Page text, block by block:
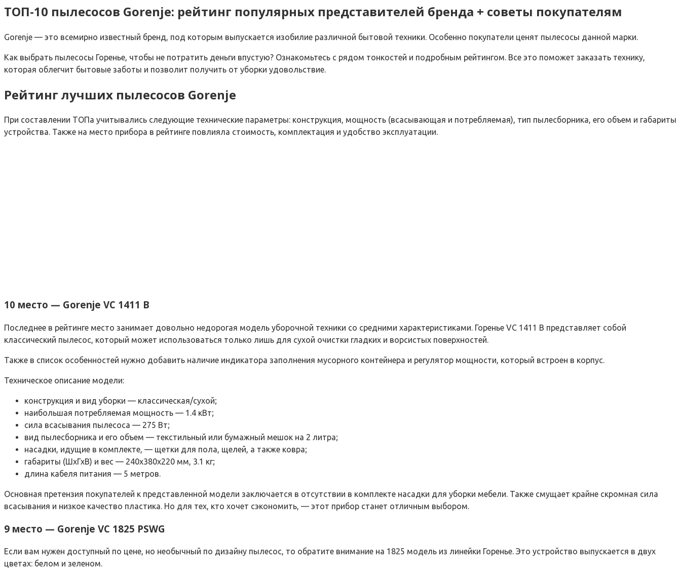
ТОП-10 пылесосов Gorenje: рейтинг популярных представителей бренда + советы покупателям
Gorenje — это всемирно известный бренд, под которым выпускается изобилие различной бытовой техники. Особенно покупатели ценят пылесосы данной марки.
Как выбрать пылесосы Горенье, чтобы не потратить деньги впустую? Ознакомьтесь с рядом тонкостей и подробным рейтингом. Все это поможет заказать технику,
которая облегчит бытовые заботы и позволит получить от уборки удовольствие.
Рейтинг лучших пылесосов Gorenje
При составлении ТОПа учитывались следующие технические параметры: конструкция, мощность (всасывающая и потребляемая), тип пылесборника, его объем и габариты
устройства. Также на место прибора в рейтинге повлияла стоимость, комплектация и удобство эксплуатации.
10 место — Gorenje VC 1411 B
Последнее в рейтинге место занимает довольно недорогая модель уборочной техники со средними характеристиками. Горенье VC 1411 B представляет собой
классический пылесос, который может использоваться только лишь для сухой очистки гладких и ворсистых поверхностей.
Также в список особенностей нужно добавить наличие индикатора заполнения мусорного контейнера и регулятор мощности, который встроен в корпус.
Техническое описание модели:
конструкция и вид уборки — классическая/сухой;
наибольшая потребляемая мощность — 1.4 кВт;
сила всасывания пылесоса — 275 Вт;
вид пылесборника и его объем — текстильный или бумажный мешок на 2 литра;
насадки, идущие в комплекте, — щетки для пола, щелей, а также ковра;
габариты (ШхГхВ) и вес — 240х380х220 мм, 3.1 кг;
длина кабеля питания — 5 метров.
Основная претензия покупателей к представленной модели заключается в отсутствии в комплекте насадки для уборки мебели. Также смущает крайне скромная сила
всасывания и низкое качество пластика. Но для тех, кто хочет сэкономить, — этот прибор станет отличным выбором.
9 место — Gorenje VC 1825 PSWG
Если вам нужен доступный по цене, но необычный по дизайну пылесос, то обратите внимание на 1825 модель из линейки Горенье. Это устройство выпускается в двух
цветах: белом и зеленом.